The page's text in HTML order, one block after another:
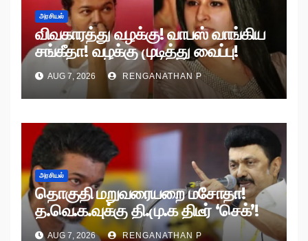
அரசியல்
விவகாரத்து வழக்கு! வாபஸ் வாங்கிய
சங்கீதா! வழக்கு முடித்து வைப்பு!
AUG 7, 2026 RENGANATHAN P
அரசியல்
தொகுதி மறுவரையறை மசோதா!
த.வெ.க.வுக்கு தி.மு.க திடீர் ‘செக்’!
AUG 7, 2026 RENGANATHAN P